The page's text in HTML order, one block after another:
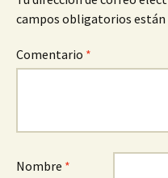
campos obligatorios están
Comentario *
Nombre *